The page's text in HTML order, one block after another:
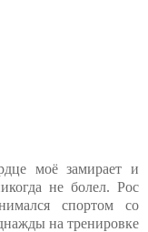
моё замирает и
не болел. Рос
спортом со
на тренировке